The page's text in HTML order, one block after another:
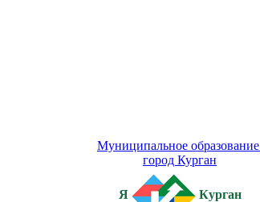
Муниципальное образование
город Курган
Я Курган